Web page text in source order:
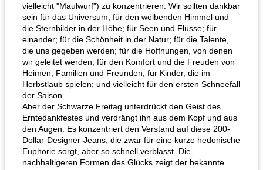
vielleicht "Maulwurf") zu konzentrieren. Wir sollten dankbar
sein für das Universum, für den wölbenden Himmel und
die Sternbilder in der Höhe; für Seen und Flüsse; für
einander; für die Schönheit in der Natur; für die Talente,
die uns gegeben werden; für die Hoffnungen, von denen
wir geleitet werden; für den Komfort und die Freuden von
Heimen, Familien und Freunden; für Kinder, die im
Herbstlaub spielen; und vielleicht für den ersten Schneefall
der Saison.
Aber der Schwarze Freitag unterdrückt den Geist des
Erntedankfestes und verdrängt ihn aus dem Kopf und aus
den Augen. Es konzentriert den Verstand auf diese 200-
Dollar-Designer-Jeans, die zwar für eine kurze hedonische
Euphorie sorgt, aber so schnell verblasst. Die
nachhaltigeren Formen des Glücks zeigt der bekannte